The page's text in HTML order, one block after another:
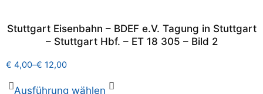
Stuttgart Eisenbahn – BDEF e.V. Tagung in Stuttgart
– Stuttgart Hbf. – ET 18 305 – Bild 2
€ 4,00–€ 12,00
Ausführung wählen